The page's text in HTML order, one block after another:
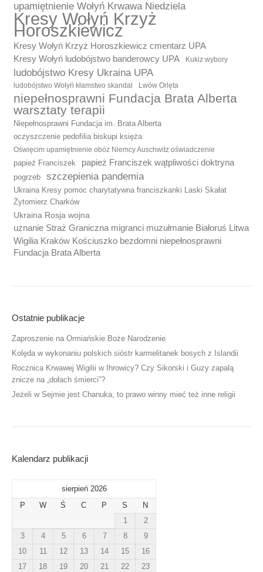
upamiętnienie Wołyń Krwawa Niedziela
Kresy Wołyń Krzyż
Horoszkiewicz
Kresy Wołyń Krzyż Horoszkiewicz cmentarz UPA
Kresy Wołyń ludobójstwo banderowcy UPA
Kukiz wybory
ludobójstwo Kresy Ukraina UPA
ludobójstwo Wołyń kłamstwo skandal Lwów Orlęta
niepełnosprawni Fundacja Brata Alberta
warsztaty terapii
Niepełnosprawni Fundacja im. Brata Alberta
oczyszczenie pedofilia biskupi księża
Oświęcim upamiętnienie obóz Niemcy Auschwitz oświadczenie
papież Franciszek papież Franciszek wątpliwości doktryna
pogrzeb szczepienia pandemia
Ukraina Kresy pomoc charytatywna franciszkanki Laski Skałat
Żytomierz Charków
Ukraina Rosja wojna
uznanie Straż Graniczna migranci muzułmanie Białoruś Litwa
Wigilia Kraków Kościuszko bezdomni niepełnosprawni
Fundacja Brata Alberta
Ostatnie publikacje
Zaproszenie na Ormiańskie Boże Narodzenie
Kolęda w wykonaniu polskich sióstr karmelitanek bosych z Islandii
Rocznica Krwawej Wigilii w Ihrowicy? Czy Sikorski i Guzy zapalą
znicze na „dołach śmierci”?
Jeżeli w Sejmie jest Chanuka, to prawo winny mieć też inne religii
Kalendarz publikacji
sierpień 2026
P
W Ś C P S
N
1
2
3
4 5 6 7 8
9
10
11 12 13 14 15
16
17
18 19 20 21 22 23